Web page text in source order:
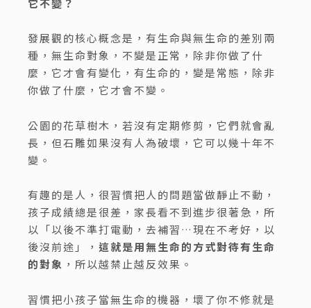
它不變？
發展觀的核心概念是，有生命與無生命的差別兩
種，無生命對象，不變是正常，除非你做了什
麼，它才會有變化，有生命的，變是常態，除非
你做了什麼，它才會不變。
公園的花草樹木，若沒有定期修剪，它們就會亂
長，但石雕如果沒有人為破壞，它可以幾十年不
變。
有趣的是人，很習慣把人的問題當做靜止不動，
孩子成績總是很差，家長看不到進步很著急，所
以「以後不準打電動，去補習…現在不考好，以
後沒前途」， 這就是用無生命的方式對待有生命
的對象 ，所以越禁止越反效果。
習慣把小孩子當無生命的機器，壞了你不修就是